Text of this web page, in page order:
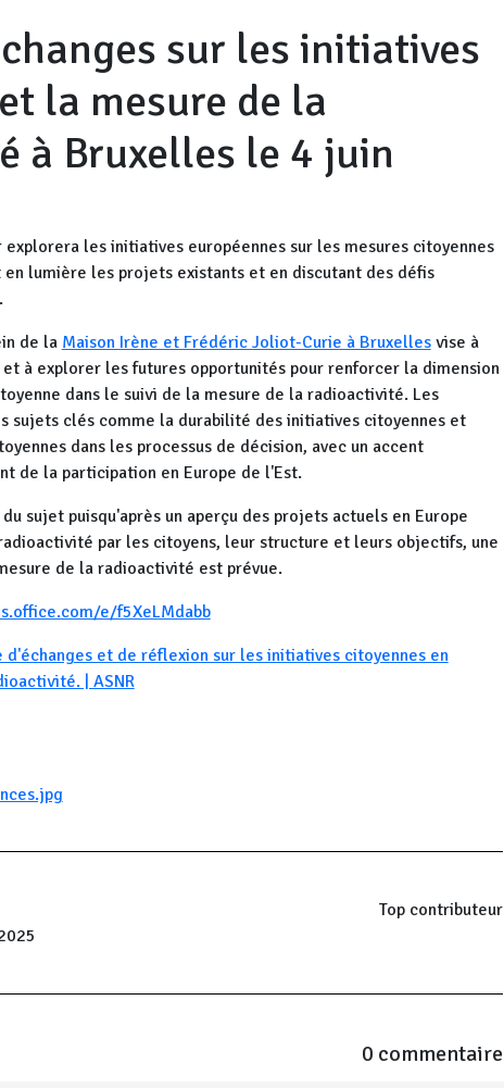
sur les initiatives
la mesure de la
à Bruxelles le 4 juin
les initiatives européennes sur les mesures citoyennes
lumière les projets existants et en discutant des défis
de la Maison Irène et Frédéric Joliot-Curie à Bruxellesvise à
à explorer les futures opportunités pour renforcer la dimension
dans le suivi de la mesure de la radioactivité. Les
sujets clés comme la durabilité des initiatives citoyennes et
dans les processus de décision, avec un accent
de la participation en Europe de l'Est.
sujet puisqu'après un aperçu des projets actuels en Europe
par les citoyens, leur structure et leurs objectifs, une
de la radioactivité est prévue.
e/f5XeLMdabb
d'échanges et de réflexion sur les initiatives citoyennes en
| ASNR
Top contributeur
0 commentaire